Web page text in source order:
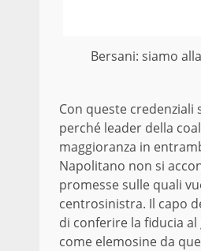
Bersani: siamo
Con queste credenziali
perché leader della
maggioranza in
Napolitano non si
promesse sulle quali
centrosinistra. Il capo
di conferire la fiducia
come elemosine da